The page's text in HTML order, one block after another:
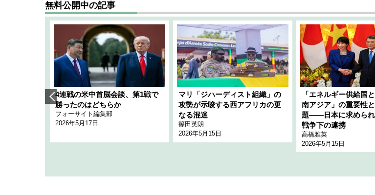
無料公開中の記事
4連戦の米中首脳会談、第1戦で
勝ったのはどちらか
フォーサイト編集部
2026年5月17日
マリ「ジハーディスト組織」の
攻勢が示唆する西アフリカの更
なる混迷
篠田英朗
2026年5月15日
「エネルギー供給国
南アジア」の重要性
題――日本に求めら
戦争下の連携
高橋雅英
2026年5月15日